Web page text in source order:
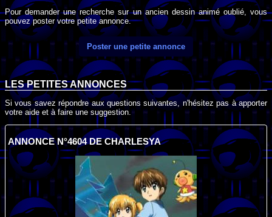
Pour demander une recherche sur un ancien dessin animé oublié, vous
pouvez poster votre petite annonce.
Poster une petite annonce
LES PETITES ANNONCES
Si vous savez répondre aux questions suivantes, n'hésitez pas à apporter
votre aide et à faire une suggestion.
ANNONCE N°4604 DE CHARLESYA